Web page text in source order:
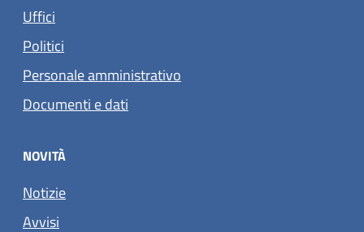
Uffici
Politici
Personale amministrativo
Documenti e dati
NOVITÀ
Notizie
Avvisi